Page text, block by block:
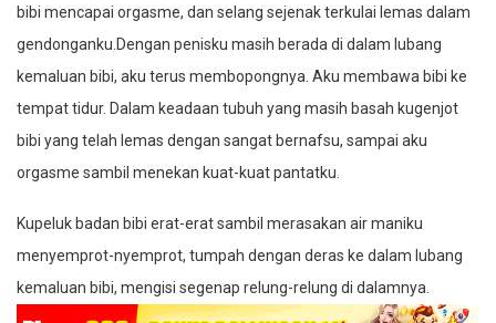
bibi mencapai orgasme, dan selang sejenak terkulai lemas dalam
gendonganku.Dengan penisku masih berada di dalam lubang
kemaluan bibi, aku terus membopongnya. Aku membawa bibi ke
tempat tidur. Dalam keadaan tubuh yang masih basah kugenjot
bibi yang telah lemas dengan sangat bernafsu, sampai aku
orgasme sambil menekan kuat-kuat pantatku.
Kupeluk badan bibi erat-erat sambil merasakan air maniku
menyemprot-nyemprot, tumpah dengan deras ke dalam lubang
kemaluan bibi, mengisi segenap relung-relung di dalamnya.